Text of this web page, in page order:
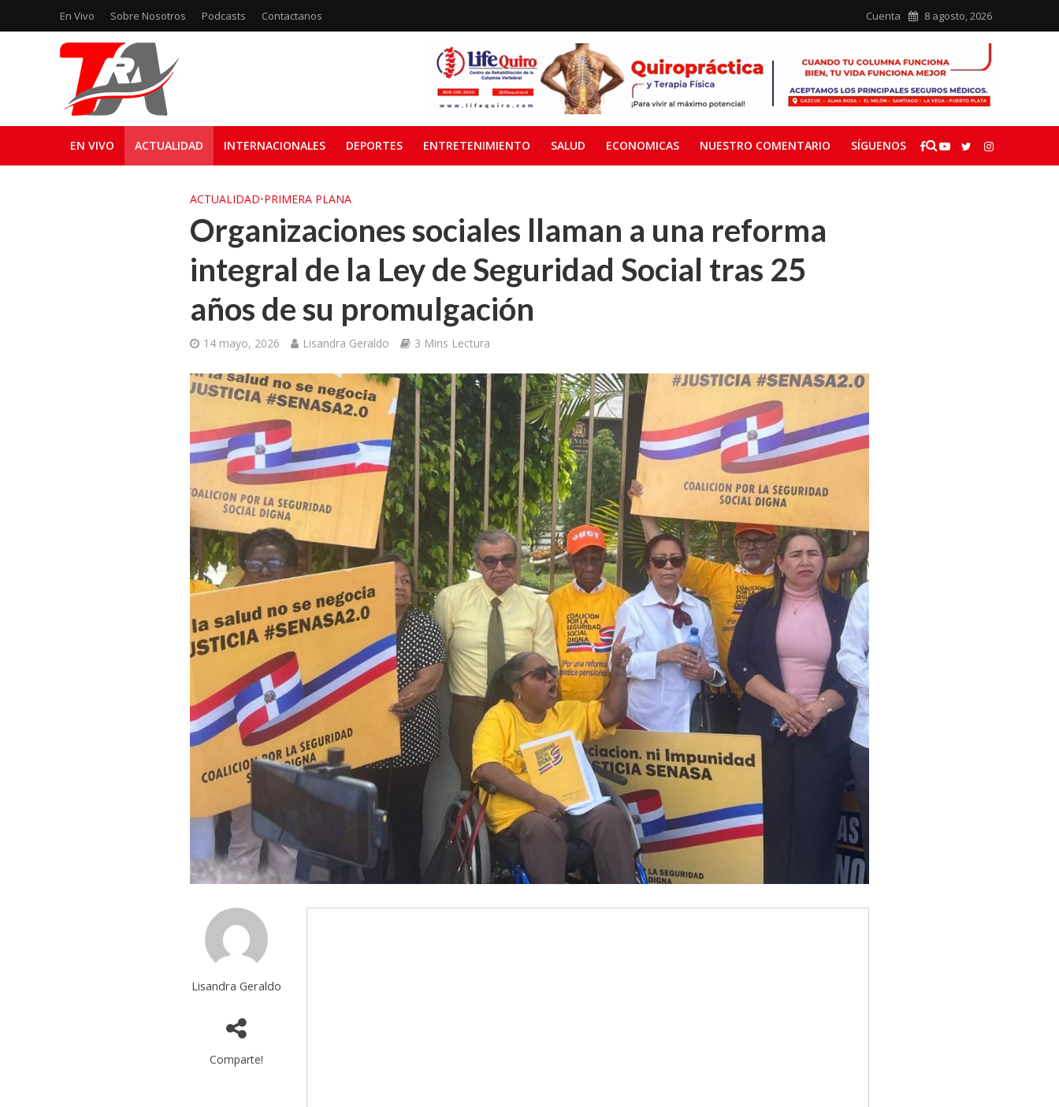
En Vivo Sobre Nosotros Podcasts Contactanos Cuenta 8 agosto, 2026
EN VIVO ACTUALIDAD INTERNACIONALES DEPORTES ENTRETENIMIENTO SALUD ECONOMICAS NUESTRO COMENTARIO SÍGUENOS
ACTUALIDAD•PRIMERA PLANA
Organizaciones sociales llaman a una reforma
integral de la Ley de Seguridad Social tras 25
años de su promulgación
14 mayo, 2026 Lisandra Geraldo 3 Mins Lectura
Lisandra Geraldo
Comparte!